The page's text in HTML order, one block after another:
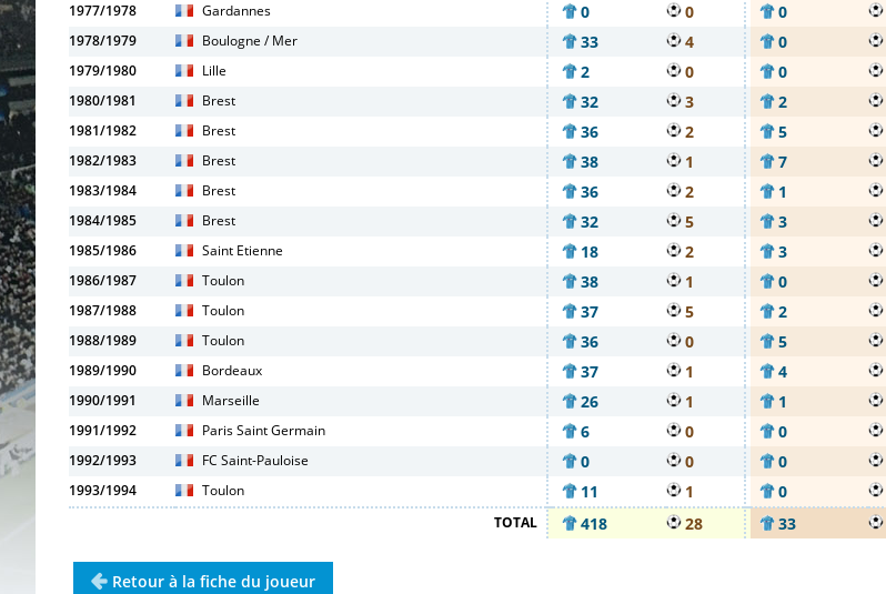
1977/1978 Gardannes 0 0 0
1978/1979 Boulogne / Mer 33 4 0
1979/1980 Lille 2 0 0
1980/1981 Brest 32 3 2
1981/1982 Brest 36 2 5
1982/1983 Brest 38 1 7
1983/1984 Brest 36 2 1
1984/1985 Brest 32 5 3
1985/1986 Saint Etienne 18 2 3
1986/1987 Toulon 38 1 0
1987/1988 Toulon 37 5 2
1988/1989 Toulon 36 0 5
1989/1990 Bordeaux 37 1 4
1990/1991 Marseille 26 1 1
1991/1992 Paris Saint Germain 6 0 0
1992/1993 FC Saint-Pauloise 0 0 0
1993/1994 Toulon 11 1 0
TOTAL 418 28 33
Retour à la fiche du joueur